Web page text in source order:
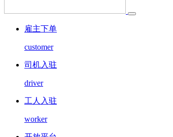
雇主下单
customer
司机入驻
driver
工人入驻
worker